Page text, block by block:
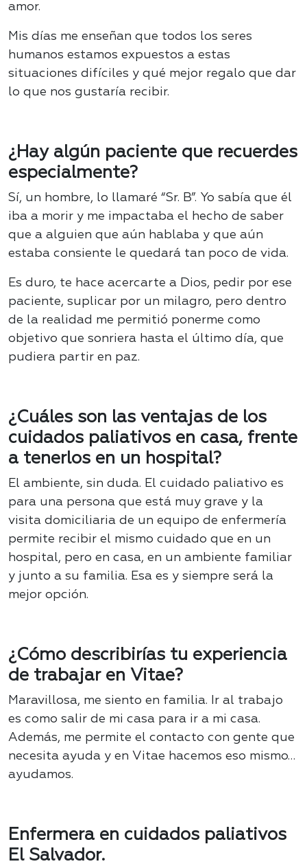
amor.
Mis días me enseñan que todos los seres
humanos estamos expuestos a estas
situaciones difíciles y qué mejor regalo que dar
lo que nos gustaría recibir.
¿Hay algún paciente que recuerdes
especialmente?
Sí, un hombre, lo llamaré “Sr. B”. Yo sabía que él
iba a morir y me impactaba el hecho de saber
que a alguien que aún hablaba y que aún
estaba consiente le quedará tan poco de vida.
Es duro, te hace acercarte a Dios, pedir por ese
paciente, suplicar por un milagro, pero dentro
de la realidad me permitió ponerme como
objetivo que sonriera hasta el último día, que
pudiera partir en paz.
¿Cuáles son las ventajas de los
cuidados paliativos en casa, frente
a tenerlos en un hospital?
El ambiente, sin duda. El cuidado paliativo es
para una persona que está muy grave y la
visita domiciliaria de un equipo de enfermería
permite recibir el mismo cuidado que en un
hospital, pero en casa, en un ambiente familiar
y junto a su familia. Esa es y siempre será la
mejor opción.
¿Cómo describirías tu experiencia
de trabajar en Vitae?
Maravillosa, me siento en familia. Ir al trabajo
es como salir de mi casa para ir a mi casa.
Además, me permite el contacto con gente que
necesita ayuda y en Vitae hacemos eso mismo…
ayudamos.
Enfermera en cuidados paliativos
El Salvador.